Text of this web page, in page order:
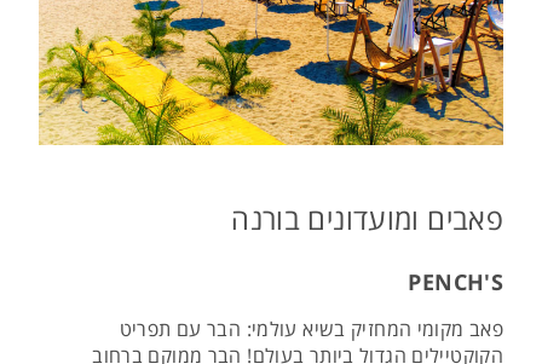
פאבים ומועדונים בורנה
PENCH'S
פאב מקומי המחזיק בשיא עולמי: הבר עם תפריט
הקוקטיילים הגדול ביותר בעולם! הבר ממוקם ברחוב